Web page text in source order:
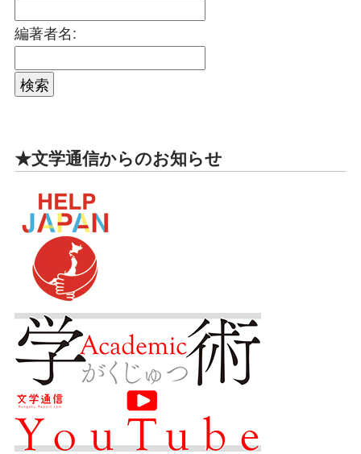
編著者名:
★文学通信からのお知らせ